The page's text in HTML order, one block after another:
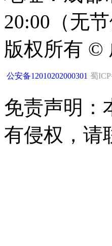
20:00（无节
版权所有 ©
公安备12010202000301 蜀
免责声明：
有侵权，请